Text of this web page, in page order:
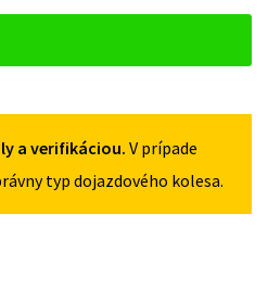
a verifikáciou. V prípade
typ dojazdového kolesa.